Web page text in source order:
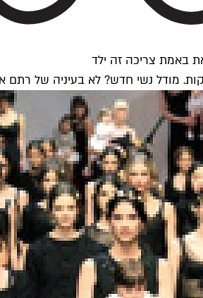
באמת צריכה זה ילד
מודל נשי חדש? לא בעיניה של רתם